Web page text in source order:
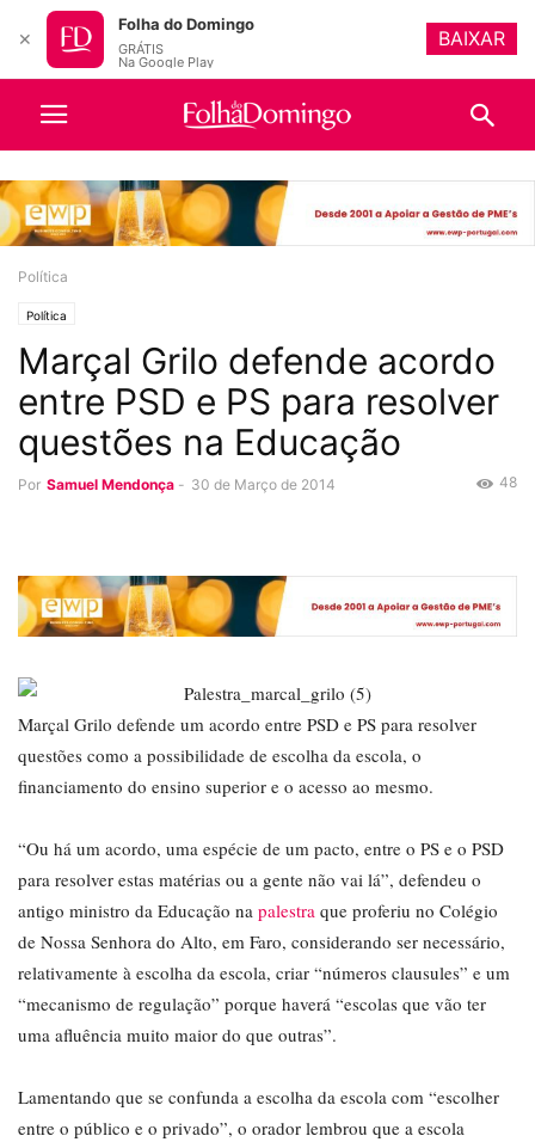
Política
Política
Marçal Grilo defende acordo
entre PSD e PS para resolver
questões na Educação
Por Samuel Mendonça - 30 de Março de 2014 48
Marçal Grilo defende um acordo entre PSD e PS para resolver
questões como a possibilidade de escolha da escola, o
financiamento do ensino superior e o acesso ao mesmo.
“Ou há um acordo, uma espécie de um pacto, entre o PS e o PSD
para resolver estas matérias ou a gente não vai lá”, defendeu o
antigo ministro da Educação na palestra que proferiu no Colégio
de Nossa Senhora do Alto, em Faro, considerando ser necessário,
relativamente à escolha da escola, criar “números clausules” e um
“mecanismo de regulação” porque haverá “escolas que vão ter
uma afluência muito maior do que outras”.
Lamentando que se confunda a escolha da escola com “escolher
entre o público e o privado”, o orador lembrou que a escola
✕
Folha do Domingo
GRÁTIS
Na Google Play
BAIXAR